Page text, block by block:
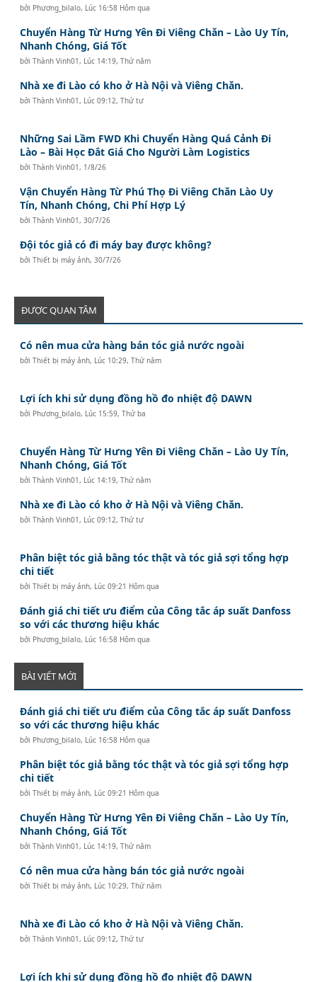
bởi Phương_bilalo, Lúc 16:58 Hôm qua
Chuyển Hàng Từ Hưng Yên Đi Viêng Chăn – Lào Uy Tín,
Nhanh Chóng, Giá Tốt
bởiThành Vinh01, Lúc 14:19, Thứ năm
Nhà xe đi Lào có kho ở Hà Nội và Viêng Chăn.
bởiThành Vinh01, Lúc 09:12, Thứ tư
Những Sai Lầm FWD Khi Chuyển Hàng Quá Cảnh Đi
Lào – Bài Học Đắt Giá Cho Người Làm Logistics
bởiThành Vinh01, 1/8/26
Vận Chuyển Hàng Từ Phú Thọ Đi Viêng Chăn Lào Uy
Tín, Nhanh Chóng, Chi Phí Hợp Lý
bởiThành Vinh01,30/7/26
Đội tóc giả có đi máy bay được không?
bởiThiết bị máy ảnh,30/7/26
ĐƯỢC QUAN TÂM
Có nên mua cửa hàng bán tóc giả nước ngoài
bởiThiết bị máy ảnh, Lúc 10:29, Thứ năm
Lợi ích khi sử dụng đồng hồ đo nhiệt độ DAWN
bởi Phương_bilalo, Lúc 15:59, Thứ ba
Chuyển Hàng Từ Hưng Yên Đi Viêng Chăn – Lào Uy Tín,
Nhanh Chóng, Giá Tốt
bởiThành Vinh01, Lúc 14:19, Thứ năm
Nhà xe đi Lào có kho ở Hà Nội và Viêng Chăn.
bởiThành Vinh01, Lúc 09:12, Thứ tư
Phân biệt tóc giả bằng tóc thật và tóc giả sợi tổng hợp
chi tiết
bởiThiết bị máy ảnh, Lúc 09:21 Hôm qua
Đánh giá chi tiết ưu điểm của Công tắc áp suất Danfoss
so với các thương hiệu khác
bởi Phương_bilalo, Lúc 16:58 Hôm qua
BÀI VIẾT MỚI
Đánh giá chi tiết ưu điểm của Công tắc áp suất Danfoss
so với các thương hiệu khác
bởi Phương_bilalo, Lúc 16:58 Hôm qua
Phân biệt tóc giả bằng tóc thật và tóc giả sợi tổng hợp
chi tiết
bởiThiết bị máy ảnh, Lúc 09:21 Hôm qua
Chuyển Hàng Từ Hưng Yên Đi Viêng Chăn – Lào Uy Tín,
Nhanh Chóng, Giá Tốt
bởiThành Vinh01, Lúc 14:19, Thứ năm
Có nên mua cửa hàng bán tóc giả nước ngoài
bởiThiết bị máy ảnh, Lúc 10:29, Thứ năm
Nhà xe đi Lào có kho ở Hà Nội và Viêng Chăn.
bởiThành Vinh01, Lúc 09:12, Thứ tư
Lợi ích khi sử dụng đồng hồ đo nhiệt độ DAWN